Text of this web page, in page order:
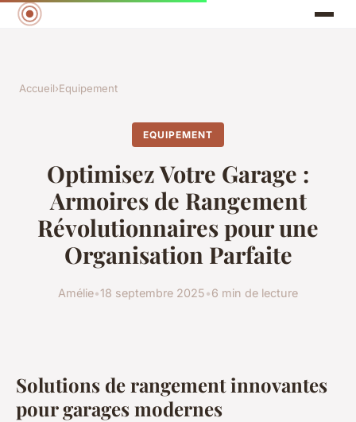
Accueil›Equipement
EQUIPEMENT
Optimisez Votre Garage :
Armoires de Rangement
Révolutionnaires pour une
Organisation Parfaite
Amélie•18 septembre 2025•6 min de lecture
Solutions de rangement innovantes
pour garages modernes